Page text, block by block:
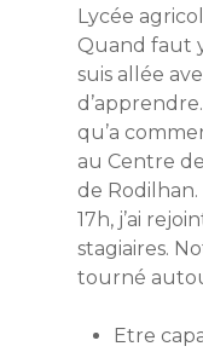
Lycée
Quand faut
suis allée
qu’a
au Centre
de Rodilhan.
17h, j’ai
stagiaires.
tourné
Etre